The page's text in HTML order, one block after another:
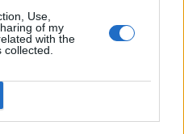
Use,
of my
with the
w literaturze
ciemnych
obrazy
Noblistka
w